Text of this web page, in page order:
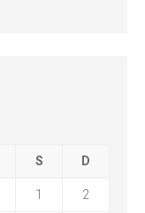
S D
1 2